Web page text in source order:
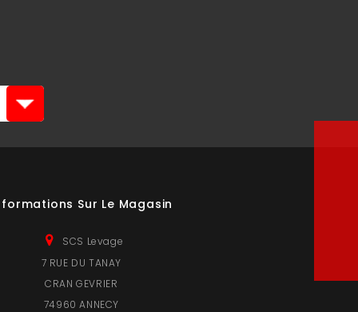
Sur Le Magasin
SCS Levage
7 RUE DU TANAY
CRAN GEVRIER
74960 ANNECY